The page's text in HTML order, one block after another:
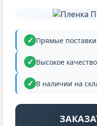
Прямые
Высокое
В наличии на